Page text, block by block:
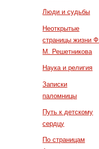
Люди и судьбы
Неоткрытые
страницы жизни Ф.
М. Решетникова
Наука и религия
Записки
паломницы
Путь к детскому
сердцу
По страницам